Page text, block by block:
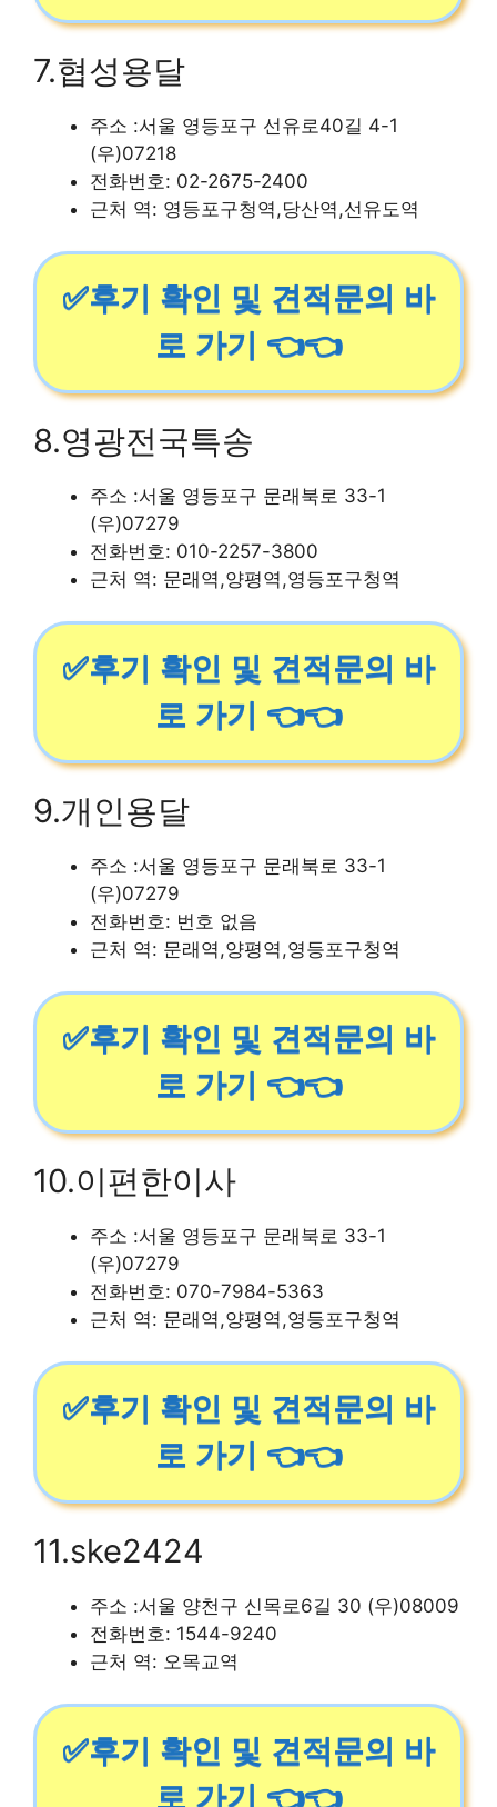
7.협성용달
주소 :서울 영등포구 선유로40길 4-1
(우)07218
전화번호: 02-2675-2400
근처 역: 영등포구청역,당산역,선유도역
✅후기 확인 및 견적문의 바
로 가기 👈👈
8.영광전국특송
주소 :서울 영등포구 문래북로 33-1
(우)07279
전화번호: 010-2257-3800
근처 역: 문래역,양평역,영등포구청역
✅후기 확인 및 견적문의 바
로 가기 👈👈
9.개인용달
주소 :서울 영등포구 문래북로 33-1
(우)07279
전화번호: 번호 없음
근처 역: 문래역,양평역,영등포구청역
✅후기 확인 및 견적문의 바
로 가기 👈👈
10.이편한이사
주소 :서울 영등포구 문래북로 33-1
(우)07279
전화번호: 070-7984-5363
근처 역: 문래역,양평역,영등포구청역
✅후기 확인 및 견적문의 바
로 가기 👈👈
11.ske2424
주소 :서울 양천구 신목로6길 30 (우)08009
전화번호: 1544-9240
근처 역: 오목교역
✅후기 확인 및 견적문의 바
로 가기 👈👈